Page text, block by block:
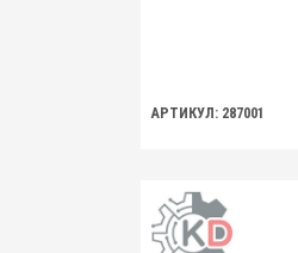
АРТИКУЛ: 287001